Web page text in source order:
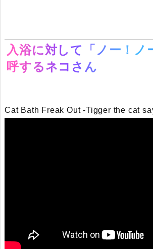
入浴に対して「ノー！ノ
呼するネコさん
Cat Bath Freak Out -Tigger the cat